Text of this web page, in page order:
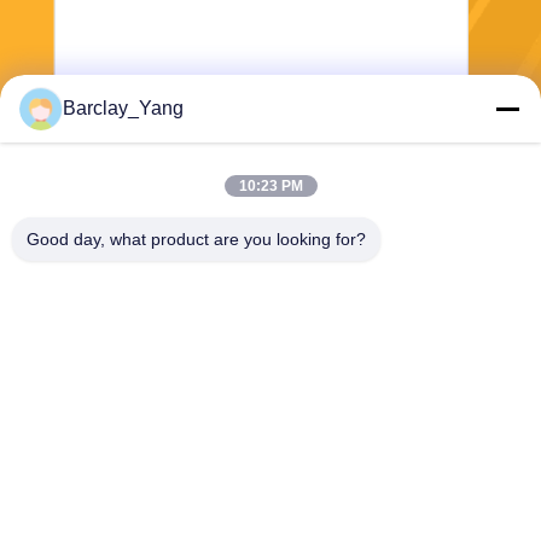
Barclay_Yang
10:23 PM
Good day, what product are you looking for?